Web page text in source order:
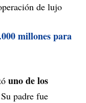
de lujo
millones para
uno de los
Su padre fue